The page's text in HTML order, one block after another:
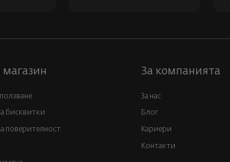
бисквитки
поверителност
За компанията
За нас
Блог
Кариери
Контакти